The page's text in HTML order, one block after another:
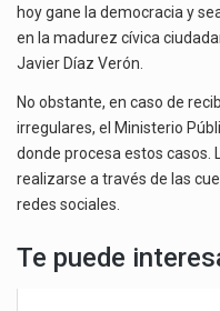
hoy gane la democracia y
en la madurez cívica
Javier Díaz Verón.
No obstante, en caso de
irregulares, el Ministerio
donde procesa estos casos.
realizarse a través de las
redes sociales.
Te puede